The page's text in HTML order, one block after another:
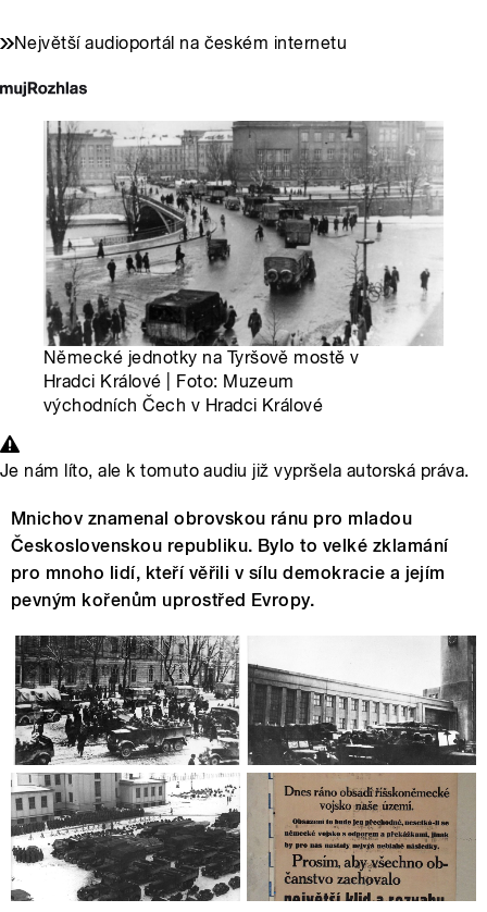
Největší audioportál na českém internetu
Německé jednotky na Tyršově mostě v
Hradci Králové | Foto: Muzeum
východních Čech v Hradci Králové
Je nám líto, ale k tomuto audiu již vypršela autorská práva.
Mnichov znamenal obrovskou ránu pro mladou
Československou republiku. Bylo to velké zklamání
pro mnoho lidí, kteří věřili v sílu demokracie a jejím
pevným kořenům uprostřed Evropy.